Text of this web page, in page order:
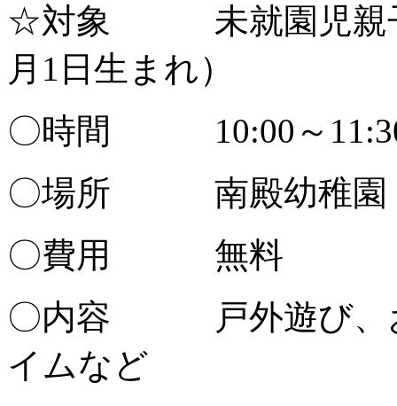
☆対象 未就園児親子(
月1日生まれ）
〇時間 10:00～
〇場所 南殿幼稚園（
〇費用 無料
〇内容 戸外遊び、お
イムなど